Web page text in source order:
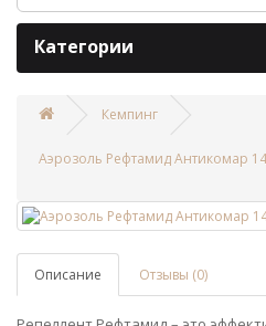
Категории
Кемпинг
Аэрозоль Рефтамид Антикомар
Описание Отзывы (0)